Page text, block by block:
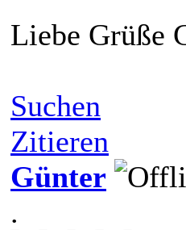
Liebe Grüße
Suchen
Zitieren
Günter
.